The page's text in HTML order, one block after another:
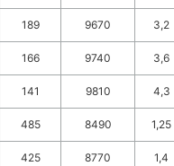
189 9670 3,2
166 9740 3,6
141 9810 4,3
485 8490 1,25
425 8770 1,4